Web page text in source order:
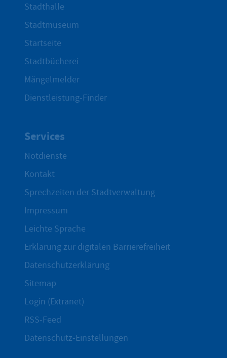
Stadthalle
Stadtmuseum
Startseite
Stadtbücherei
Mängelmelder
Dienstleistung-Finder
Services
Notdienste
Kontakt
Sprechzeiten der Stadtverwaltung
Impressum
Leichte Sprache
Erklärung zur digitalen Barrierefreiheit
Datenschutzerklärung
Sitemap
Login (Extranet)
RSS-Feed
Datenschutz-Einstellungen